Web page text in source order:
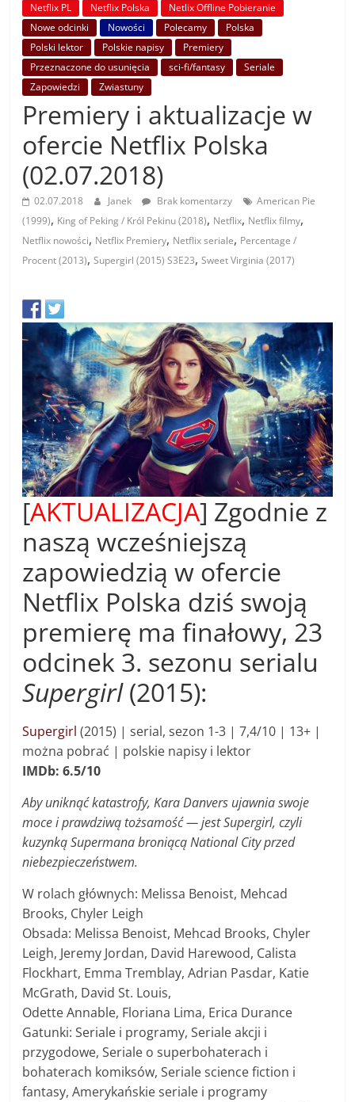
Netflix PL
Netflix Polska
Netlix Offline Pobieranie
Nowe odcinki
Nowości Polecamy
Polska
Polski lektor
Polskie napisy
Premiery
Przeznaczone do usunięcia
sci-fi/fantasy
Seriale
Zapowiedzi
Zwiastuny
Premiery i aktualizacje w
ofercie Netflix Polska
(02.07.2018)
02.07.2018 Janek Brak komentarzy
American Pie
(1999), King of Peking / Król Pekinu (2018), Netflix, Netflix filmy,
Netflix nowości, Netflix Premiery, Netflix seriale, Percentage /
Procent (2013),Supergirl (2015) S3E23,Sweet Virginia (2017)
[AKTUALIZACJA] Zgodnie z
naszą wcześniejszą
zapowiedzią w ofercie
Netflix Polska dziś swoją
premierę ma finałowy, 23
odcinek 3. sezonu serialu
Supergirl(2015):
Supergirl (2015) | serial, sezon 1-3 |7,4/10 | 13+ |
można pobrać | polskie napisy i lektor
IMDb: 6.5/10
Aby uniknąć katastrofy, Kara Danvers ujawnia swoje
moce i prawdziwą tożsamość — jest Supergirl, czyli
kuzynką Supermana broniącą National City przed
niebezpieczeństwem.
W rolach głównych: Melissa Benoist, Mehcad
Brooks, Chyler Leigh
Obsada: Melissa Benoist, Mehcad Brooks, Chyler
Leigh, Jeremy Jordan, David Harewood, Calista
Flockhart, Emma Tremblay, Adrian Pasdar, Katie
McGrath, David St. Louis,
Odette Annable, Floriana Lima, Erica Durance
Gatunki: Seriale i programy, Seriale akcji i
przygodowe, Seriale o superbohaterach i
bohaterach komiksów, Seriale science fiction i
fantasy, Amerykańskie seriale i programy